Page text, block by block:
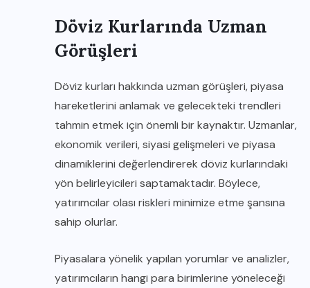
Döviz Kurlarında Uzman
Görüşleri
Döviz kurları hakkında uzman görüşleri, piyasa
hareketlerini anlamak ve gelecekteki trendleri
tahmin etmek için önemli bir kaynaktır. Uzmanlar,
ekonomik verileri, siyasi gelişmeleri ve piyasa
dinamiklerini değerlendirerek döviz kurlarındaki
yön belirleyicileri saptamaktadır. Böylece,
yatırımcılar olası riskleri minimize etme şansına
sahip olurlar.
Piyasalara yönelik yapılan yorumlar ve analizler,
yatırımcıların hangi para birimlerine yöneleceği